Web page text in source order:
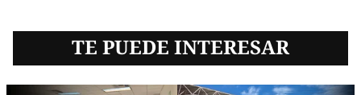
TE PUEDE INTERESAR